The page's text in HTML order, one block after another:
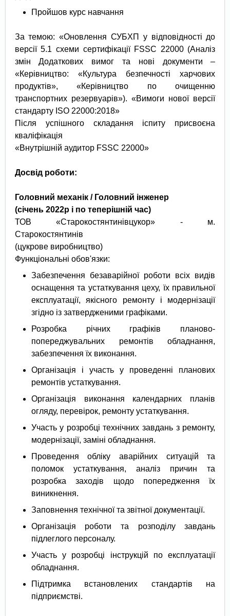
Пройшов курс навчання
За темою: «Оновлення СУБХП у відповідності до
версії 5.1 схеми сертифікації FSSC 22000 (Аналіз
змін Додаткових вимог та нові документи –
«Керівництво: «Культура безпечності харчових
продуктів», «Керівництво по очищенню
транспортних резервуарів»). «Вимоги нової версії
стандарту ISO 22000:2018»
Після успішного складання іспиту присвоєна
кваліфікація
«Внутрішній аудитор FSSC 22000»
Досвід роботи:
Головний механік / Головний інженер
(січень 2022р і по теперішній час)
ТОВ «Старокостянтинівцукор» - м.
Старокостянтинів
(цукрове виробництво)
Функціональні обов'язки:
Забезпечення безаварійної роботи всіх видів
оснащення та устаткування цеху, їх правильної
експлуатації, якісного ремонту і модернізації
згідно із затвердженими графіками.
Розробка річних графіків планово-
попереджувальних ремонтів обладнання,
забезпечення їх виконання.
Організація і участь у проведенні планових
ремонтів устаткування.
Організація виконання календарних планів
огляду, перевірок, ремонту устаткування.
Участь у розробці технічних завдань з ремонту,
модернізації, заміні обладнання.
Проведення обліку аварійних ситуацій та
поломок устаткування, аналіз причин та
розробка заходів щодо попередження їх
виникнення.
Заповнення технічної та звітної документації.
Організація роботи та розподілу завдань
підлеглого персоналу.
Участь у розробці інструкцій по експлуатації
обладнання.
Підтримка встановлених стандартів на
підприємстві.